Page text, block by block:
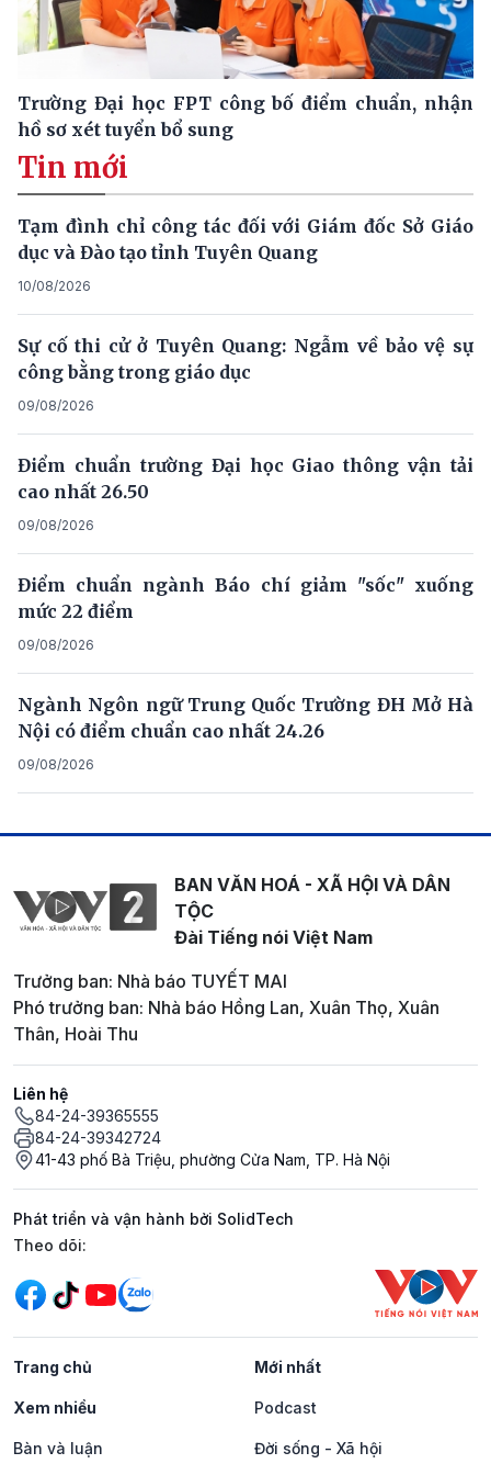
Trường Đại học FPT công bố điểm chuẩn, nhận
hồ sơ xét tuyển bổ sung
Tin mới
Tạm đình chỉ công tác đối với Giám đốc Sở Giáo
dục và Đào tạo tỉnh Tuyên Quang
10/08/2026
Sự cố thi cử ở Tuyên Quang: Ngẫm về bảo vệ sự
công bằng trong giáo dục
09/08/2026
Điểm chuẩn trường Đại học Giao thông vận tải
cao nhất 26.50
09/08/2026
Điểm chuẩn ngành Báo chí giảm "sốc" xuống
mức 22 điểm
09/08/2026
Ngành Ngôn ngữ Trung Quốc Trường ĐH Mở Hà
Nội có điểm chuẩn cao nhất 24.26
09/08/2026
BAN VĂN HOÁ - XÃ HỘI VÀ DÂN
TỘC
Đài Tiếng nói Việt Nam
Trưởng ban: Nhà báo TUYẾT MAI
Phó trưởng ban: Nhà báo Hồng Lan, Xuân Thọ, Xuân
Thân, Hoài Thu
Liên hệ
84-24-39365555
84-24-39342724
41-43 phố Bà Triệu, phường Cửa Nam, TP. Hà Nội
Phát triển và vận hành bởi SolidTech
Mạng xã hội
Theo dõi:
Trang chủ Mới nhất
Xem nhiều Podcast
Bàn và luận Đời sống - Xã hội